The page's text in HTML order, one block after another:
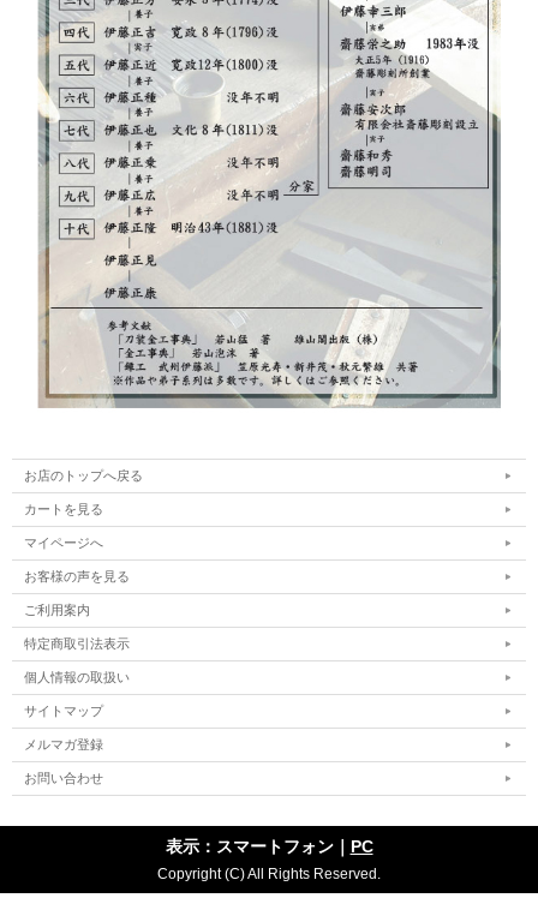
お店のトップへ戻る
カートを見る
マイページへ
お客様の声を見る
ご利用案内
特定商取引法表示
個人情報の取扱い
サイトマップ
メルマガ登録
お問い合わせ
表示：スマートフォン｜ PC
Copyright (C) All Rights Reserved.